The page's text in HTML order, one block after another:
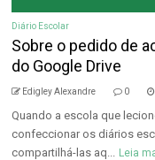
Diário Escolar
Sobre o pedido de
do Google Drive
Edigley Alexandre 0
Quando a escola que
confeccionar os diários
compartilhá-las aq... Leia